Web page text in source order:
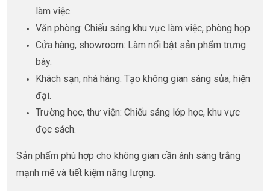
làm việc.
Văn phòng: Chiếu sáng khu vực làm việc, phòng họp.
Cửa hàng, showroom: Làm nổi bật sản phẩm trưng
bày.
Khách sạn, nhà hàng: Tạo không gian sáng sủa, hiện
đại.
Trường học, thư viện: Chiếu sáng lớp học, khu vực
đọc sách.
Sản phẩm phù hợp cho không gian cần ánh sáng trắng
mạnh mẽ và tiết kiệm năng lượng.